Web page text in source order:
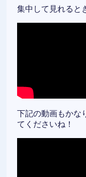
集中して見れると
下記の動画もかな
てくださいね！